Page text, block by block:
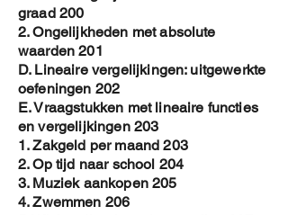
graad 200
2. Ongelijkheden met absolute
waarden 201
D. Lineaire vergelijkingen: uitgewerkte
oefeningen 202
E. Vraagstukken met lineaire functies
en vergelijkingen 203
1. Zakgeld per maand 203
2. Op tijd naar school 204
3. Muziek aankopen 205
4. Zwemmen 206